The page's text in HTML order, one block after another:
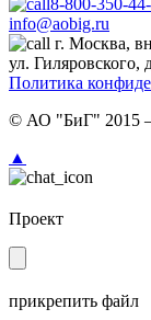
8-800-350-
info@aobig.ru
г. Москва,
ул. Гиляровского,
Политика
© АО "БиГ" 2015
▲
Проект
прикрепить файл